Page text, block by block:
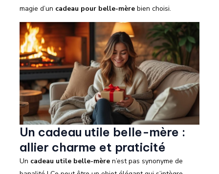
magie d’un cadeau pour belle-mère bien choisi.
Un cadeau utile belle-mère :
allier charme et praticité
Un cadeau utile belle-mère n’est pas synonyme de